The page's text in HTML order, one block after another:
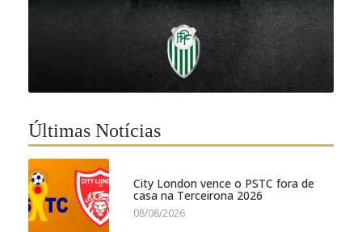
Últimas Notícias
City London vence o PSTC fora de
casa na Terceirona 2026
08/08/2026